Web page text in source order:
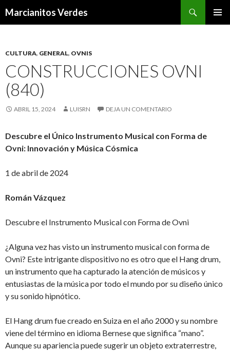
Marcianitos Verdes
CULTURA, GENERAL, OVNIS
CONSTRUCCIONES OVNI
(840)
ABRIL 15, 2024 LUISRN DEJA UN COMENTARIO
Descubre el Único Instrumento Musical con Forma de
Ovni: Innovación y Música Cósmica
1 de abril de 2024
Román Vázquez
Descubre el Instrumento Musical con Forma de Ovni
¿Alguna vez has visto un instrumento musical con forma de
Ovni? Este intrigante dispositivo no es otro que el Hang drum,
un instrumento que ha capturado la atención de músicos y
entusiastas de la música por todo el mundo por su diseño único
y su sonido hipnótico.
El Hang drum fue creado en Suiza en el año 2000 y su nombre
viene del término en idioma Bernese que significa “mano”.
Aunque su apariencia puede sugerir un objeto extraterrestre,